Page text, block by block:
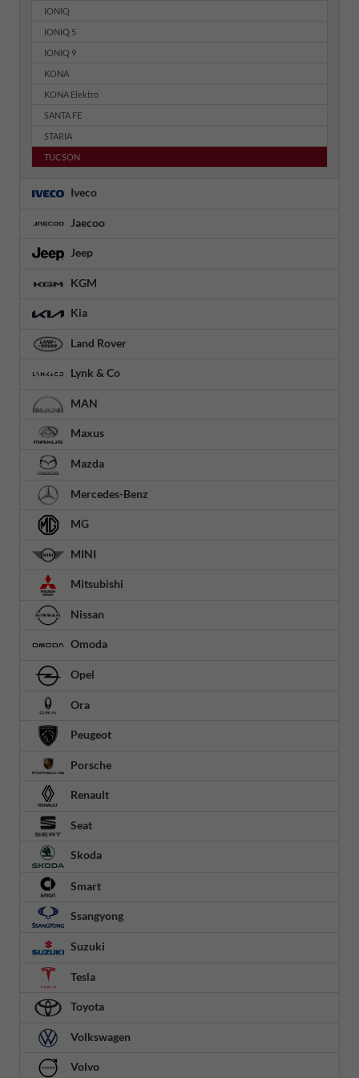
IONIQ
IONIQ 5
IONIQ 9
KONA
KONA Elektro
SANTA FE
STARIA
TUCSON
Iveco
Jaecoo
Jeep
KGM
Kia
Land Rover
Lynk & Co
MAN
Maxus
Mazda
Mercedes-Benz
MG
MINI
Mitsubishi
Nissan
Omoda
Opel
Ora
Peugeot
Porsche
Renault
Seat
Skoda
Smart
Ssangyong
Suzuki
Tesla
Toyota
Volkswagen
Volvo